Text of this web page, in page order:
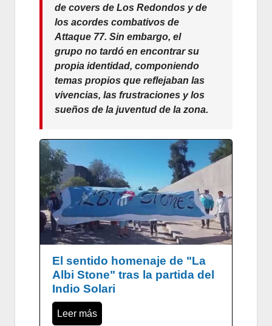
de covers de Los Redondos y de
los acordes combativos de
Attaque 77. Sin embargo, el
grupo no tardó en encontrar su
propia identidad, componiendo
temas propios que reflejaban las
vivencias, las frustraciones y los
sueños de la juventud de la zona.
El sentido homenaje de "La
Albi Stone" tras la partida del
Indio Solari
Leer más